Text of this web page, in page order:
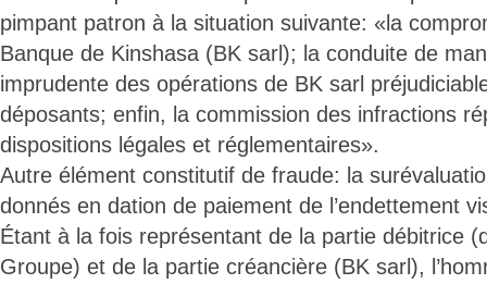
pimpant patron à la situation suivante: «la
Banque de Kinshasa (BK sarl); la conduite de
imprudente des opérations de BK sarl
déposants; enfin, la commission des infractions
dispositions légales et réglementaires».
Autre élément constitutif de fraude: la
donnés en dation de paiement de l’endettement
Étant à la fois représentant de la partie débitrice
Groupe) et de la partie créancière (BK sarl),